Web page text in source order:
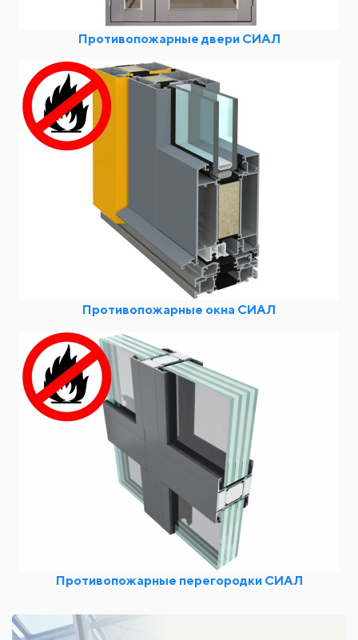
Противопожарные двери СИАЛ
Противопожарные окна СИАЛ
Противопожарные перегородки СИАЛ